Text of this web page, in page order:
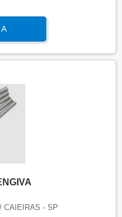
/ CAIEIRAS - SP